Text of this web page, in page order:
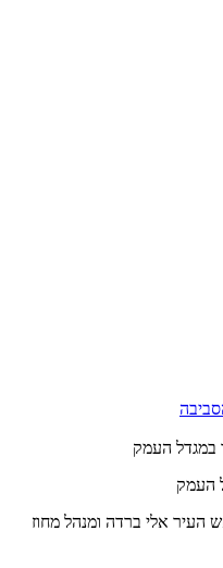
במגדל העמק
העמק
אלי ברדה ומנהל מחוז